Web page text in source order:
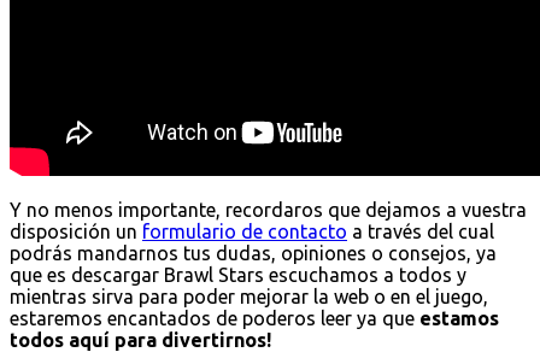
Y no menos importante, recordaros que dejamos a vuestra
disposición un formulario de contacto a través del cual
podrás mandarnos tus dudas, opiniones o consejos, ya
que es descargar Brawl Stars escuchamos a todos y
mientras sirva para poder mejorar la web o en el juego,
estaremos encantados de poderos leer ya que estamos
todos aquí para divertirnos!